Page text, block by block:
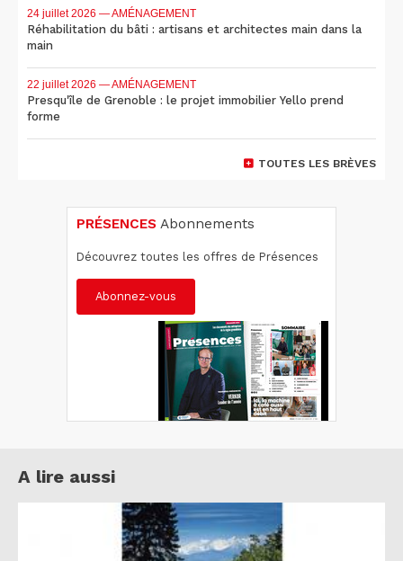
24 juillet 2026 — AMÉNAGEMENT
Réhabilitation du bâti : artisans et architectes main dans la
main
22 juillet 2026 — AMÉNAGEMENT
Presqu'île de Grenoble : le projet immobilier Yello prend
forme
TOUTES LES BRÈVES
PRÉSENCES Abonnements
Découvrez toutes les offres de Présences
Abonnez-vous
A lire aussi